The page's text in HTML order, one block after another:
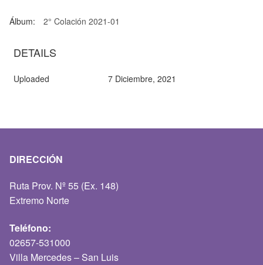
Álbum: 2° Colación 2021-01
DETAILS
Uploaded 7 Diciembre, 2021
DIRECCIÓN
Ruta Prov. Nº 55 (Ex. 148)
Extremo Norte
Teléfono:
02657-531000
Villa Mercedes – San Luis